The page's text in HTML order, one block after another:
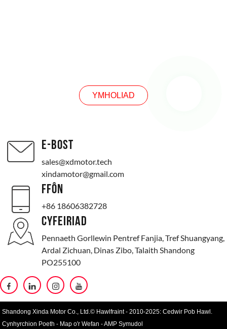
YMHOLIAD
E-BOST
sales@xdmotor.tech
xindamotor@gmail.com
FFÔN
+86 18606382728
CYFEIRIAD
Pennaeth Gorllewin Pentref Fanjia, Tref Shuangyang,
Ardal Zichuan, Dinas Zibo, Talaith Shandong
PO255100
Shandong Xinda Motor Co., Ltd.© Hawlfraint - 2010-2025: Cedwir Pob Hawl.
Cynhyrchion Poeth - Map o'r Wefan -AMP Symudol